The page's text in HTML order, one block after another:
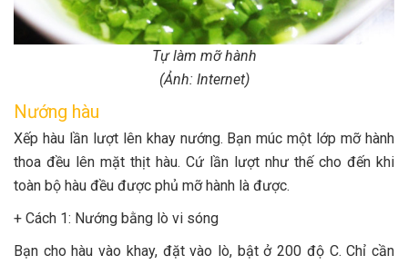
Tự làm mỡ hành
(Ảnh: Internet)
Nướng hàu
Xếp hàu lần lượt lên khay nướng. Bạn múc một lớp mỡ hành
thoa đều lên mặt thịt hàu. Cứ lần lượt như thế cho đến khi
toàn bộ hàu đều được phủ mỡ hành là được.
+ Cách 1: Nướng bằng lò vi sóng
Bạn cho hàu vào khay, đặt vào lò, bật ở 200 độ C. Chỉ cần